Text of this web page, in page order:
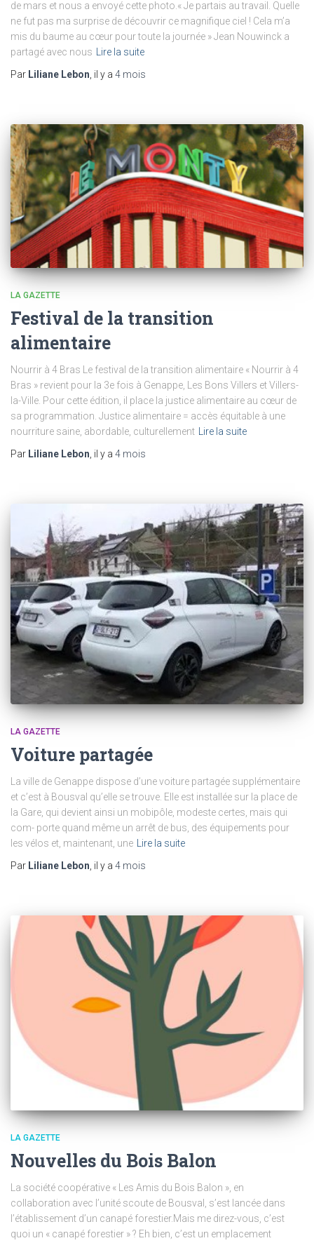
de mars et nous a envoyé cette photo.« Je partais au travail. Quelle
ne fut pas ma surprise de découvrir ce magnifique ciel ! Cela m’a
mis du baume au cœur pour toute la journée » Jean Nouwinck a
partagé avec nous
Lire la suite
Par Liliane Lebon , il y a 4 mois
LA GAZETTE
Festival de la transition
alimentaire
Nourrir à 4 Bras Le festival de la transition alimentaire « Nourrir à 4
Bras » revient pour la 3e fois à Genappe, Les Bons Villers et Villers-
la-Ville. Pour cette édition, il place la justice alimentaire au cœur de
sa programmation. Justice alimentaire = accès équitable à une
nourriture saine, abordable, culturellement Lire la suite
Par Liliane Lebon, il y a 4 mois
LA GAZETTE
Voiture partagée
La ville de Genappe dispose d’une voiture partagée supplémentaire
et c’est à Bousval qu’elle se trouve. Elle est installée sur la place de
la Gare, qui devient ainsi un mobipôle, modeste certes, mais qui
com- porte quand même un arrêt de bus, des équipements pour
les vélos et, maintenant, une Lire la suite
Par Liliane Lebon , il y a 4 mois
LA GAZETTE
Nouvelles du Bois Balon
La société coopérative « Les Amis du Bois Balon », en
collaboration avec l’unité scoute de Bousval, s’est lancée dans
l’établissement d’un canapé forestier.Mais me direz-vous, c’est
quoi un « canapé forestier » ? Eh bien, c’est un emplacement